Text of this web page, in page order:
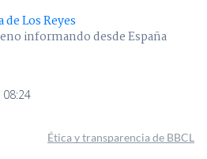
Los Reyes
informando desde España
Ética y transparencia de BBCL